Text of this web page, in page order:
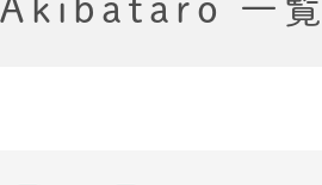
Akibataro 一覧